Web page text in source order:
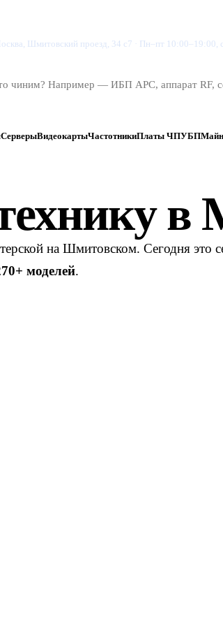
Шмитовский проезд, 34 с7 · Пн–пт 10:00–19:00,
СерверыВидеокартыЧастотникиПлаты ЧПУБП
в
на Шмитовском. Сегодня
+ моделей.